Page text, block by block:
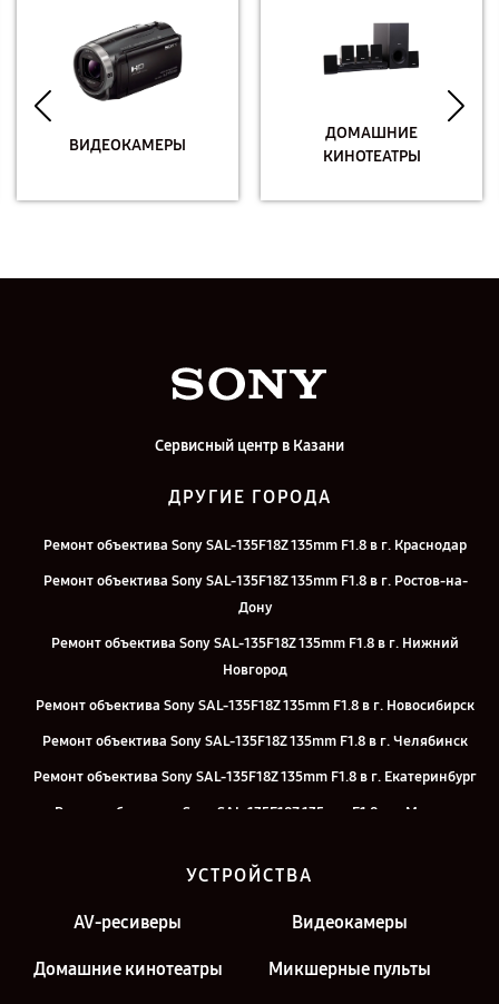
ВИДЕОКАМЕРЫ
ДОМАШНИЕ
КИНОТЕАТРЫ
Сервисный центр в Казани
ДРУГИЕ ГОРОДА
Ремонт объектива Sony SAL-135F18Z 135mm F1.8 в г. Краснодар
Ремонт объектива Sony SAL-135F18Z 135mm F1.8 в г. Ростов-на-
Дону
Ремонт объектива Sony SAL-135F18Z 135mm F1.8 в г. Нижний
Новгород
Ремонт объектива Sony SAL-135F18Z 135mm F1.8 в г. Новосибирск
Ремонт объектива Sony SAL-135F18Z 135mm F1.8 в г. Челябинск
Ремонт объектива Sony SAL-135F18Z 135mm F1.8 в г. Екатеринбург
Ремонт объектива Sony SAL-135F18Z 135mm F1.8 в г. Москва
Петербург
УСТРОЙСТВА
AV-ресиверы Видеокамеры
Домашние кинотеатры Микшерные пульты